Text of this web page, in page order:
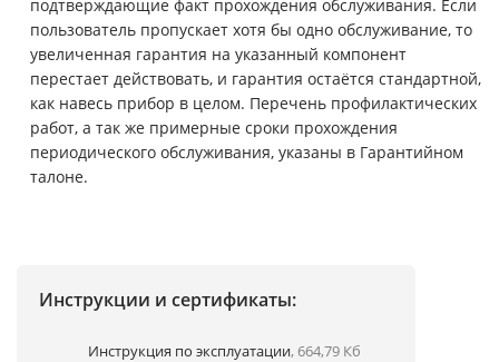
подтверждающие факт прохождения обслуживания. Если
пользователь пропускает хотя бы одно обслуживание, то
увеличенная гарантия на указанный компонент
перестает действовать, и гарантия остаётся стандартной,
как навесь прибор в целом. Перечень профилактических
работ, а так же примерные сроки прохождения
периодического обслуживания, указаны в Гарантийном
талоне.
Инструкции и сертификаты:
Инструкция по эксплуатации, 664,79 Кб